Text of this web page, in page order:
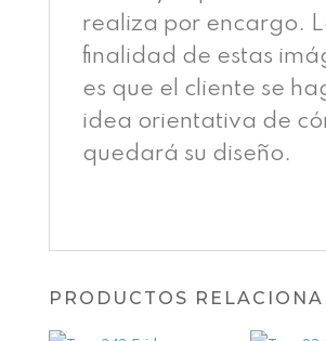
realiza por encargo.
finalidad de estas
es que el cliente se
idea orientativa de
quedará su diseño.
PRODUCTOS